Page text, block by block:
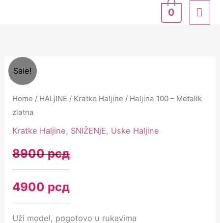
0
Sale!
Home / HALjINE / Kratke Haljine / Haljina 100 – Metalik
zlatna
Kratke Haljine, SNIŽENjE, Uske Haljine
8900рсд
Original
price
was:
4900 рсд
price
Uži model, pogotovo u rukavima
Haljina
100
-
Metalik
zlatna